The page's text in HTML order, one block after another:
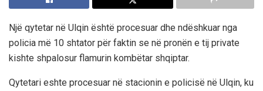
Një qytetar në Ulqin është procesuar dhe ndëshkuar nga
policia më 10 shtator për faktin se në pronën e tij private
kishte shpalosur flamurin kombëtar shqiptar.
Qytetari eshte procesuar në stacionin e policisë në Ulqin, ku